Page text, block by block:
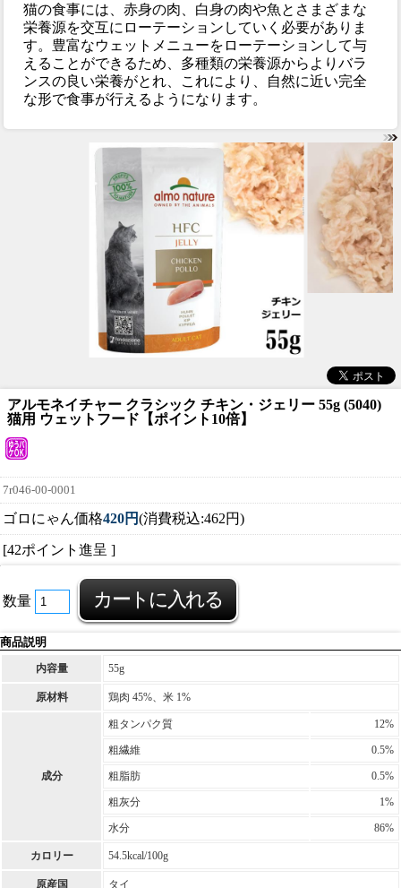
猫の食事には、赤身の肉、白身の肉や魚とさまざまな
栄養源を交互にローテーションしていく必要がありま
す。豊富なウェットメニューをローテーションして与
えることができるため、多種類の栄養源からよりバラ
ンスの良い栄養がとれ、これにより、自然に近い完全
な形で食事が行えるようになります。
アルモネイチャー クラシック チキン・ジェリー 55g (5040)
猫用 ウェットフード【ポイント10倍】
7r046-00-0001
ゴロにゃん価格420円(消費税込:462円)
[42ポイント進呈 ]
数量
商品説明
内容量 55g
原材料 鶏肉 45%、米 1%
成分
粗タンパク質 12%
粗繊維 0.5%
粗脂肪 0.5%
粗灰分 1%
水分 86%
カロリー 54.5kcal/100g
原産国 タイ